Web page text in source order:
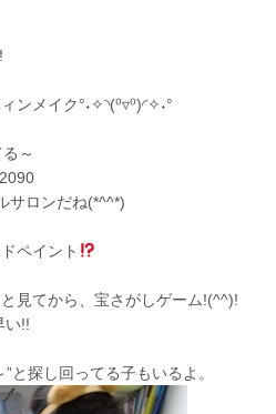
ンメイク°˖✧◝(⁰▿⁰)◜✧˖°
～
サロンだね(*^^*)
ペイント
見てから、宝さがしゲーム!(^^)!
い!!
と探し回ってる子もいるよ。